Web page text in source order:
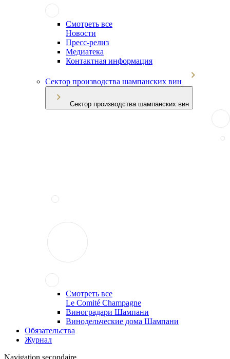
Смотреть все
Новости
Пресс-релиз
Медиатека
Контактная информация
Сектор производства шампанских вин
Сектор производства шампанских вин
Смотреть все
Le Comité Champagne
Виноградари Шампани
Винодельческие дома Шампани
Обязательства
Журнал
Navigation secondaire